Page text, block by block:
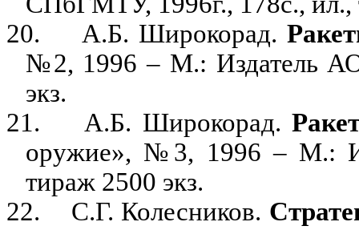
20.
А.Б. Широкорад.
№2, 1996 – М.: Издатель
экз.
21.
А.Б. Широкорад.
оружие», №3, 1996 – М.:
тираж 2500 экз.
22.
С.Г. Колесников.